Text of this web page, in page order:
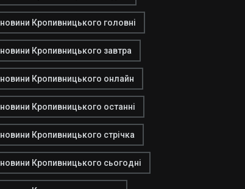
новини Кропивницького головні
новини Кропивницького завтра
новини Кропивницького онлайн
новини Кропивницького останні
новини Кропивницького стрічка
новини Кропивницького сьогодні